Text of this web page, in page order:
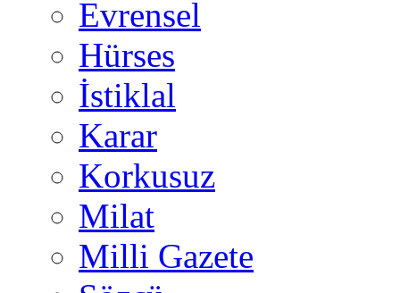
Evrensel
Hürses
İstiklal
Karar
Korkusuz
Milat
Milli Gazete